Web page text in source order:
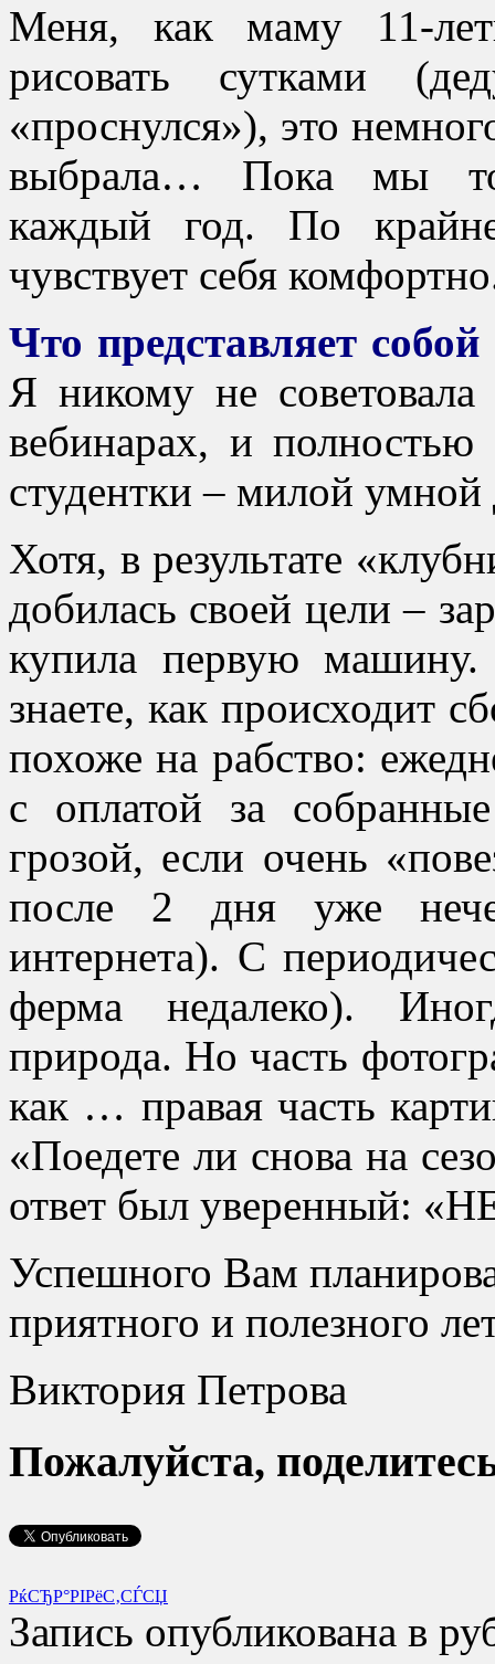
Меня, как маму 11-
рисовать сутками
«проснулся»), это
выбрала… Пока мы
каждый год. По
чувствует себя
Что представляет
Я никому не
вебинарах, и полностью
студентки – милой
Хотя, в результате
добилась своей цели –
купила первую
знаете, как происходит
похоже на рабство:
с оплатой за
грозой, если очень
после 2 дня уже
интернета). С
ферма недалеко).
природа. Но часть
как … правая часть
«Поедете ли снова на
ответ был уверенный:
Успешного Вам
приятного и полезного
Виктория Петрова
Пожалуйста,
РќСЂР°РІРёС‚СЃСЏ
Запись опубликована в